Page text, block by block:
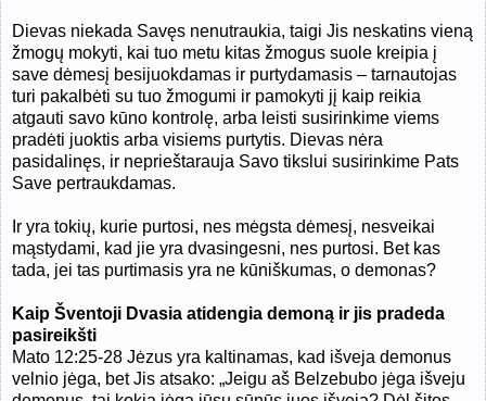
Dievas niekada Savęs nenutraukia, taigi Jis neskatins vieną
žmogų mokyti, kai tuo metu kitas žmogus suole kreipia į
save dėmesį besijuokdamas ir purtydamasis – tarnautojas
turi pakalbėti su tuo žmogumi ir pamokyti jį kaip reikia
atgauti savo kūno kontrolę, arba leisti susirinkime viems
pradėti juoktis arba visiems purtytis. Dievas nėra
pasidalinęs, ir neprieštarauja Savo tikslui susirinkime Pats
Save pertraukdamas.
Ir yra tokių, kurie purtosi, nes mėgsta dėmesį, nesveikai
mąstydami, kad jie yra dvasingesni, nes purtosi. Bet kas
tada, jei tas purtimasis yra ne kūniškumas, o demonas?
Kaip Šventoji Dvasia atidengia demoną ir jis pradeda
pasireikšti
Mato 12:25-28 Jėzus yra kaltinamas, kad išveja demonus
velnio jėga, bet Jis atsako: „Jeigu aš Belzebubo jėga išveju